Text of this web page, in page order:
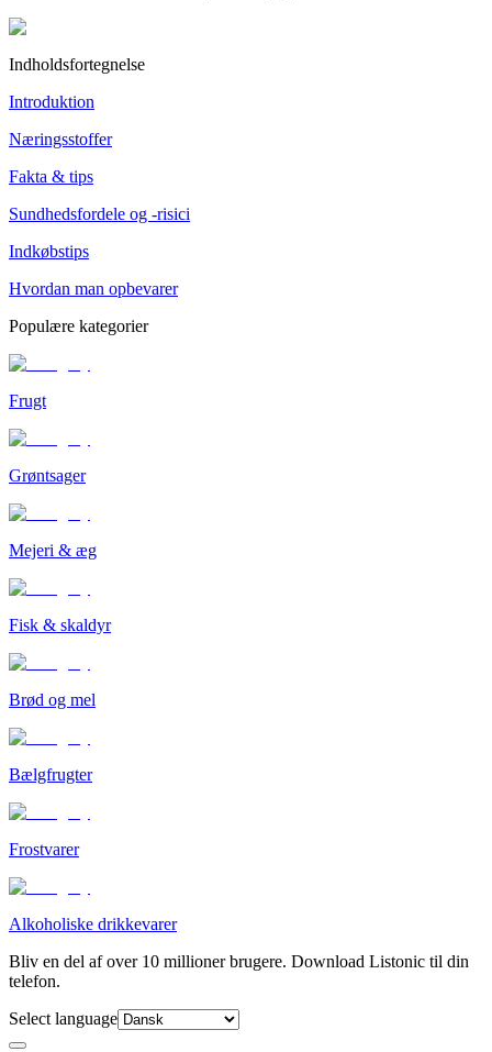
Indholdsfortegnelse
Introduktion
Næringsstoffer
Fakta & tips
Sundhedsfordele og -risici
Indkøbstips
Hvordan man opbevarer
Populære kategorier
Frugt
Grøntsager
Mejeri & æg
Fisk & skaldyr
Brød og mel
Bælgfrugter
Frostvarer
Alkoholiske drikkevarer
Bliv en del af over 10 millioner brugere. Download Listonic til din
telefon.
Select language